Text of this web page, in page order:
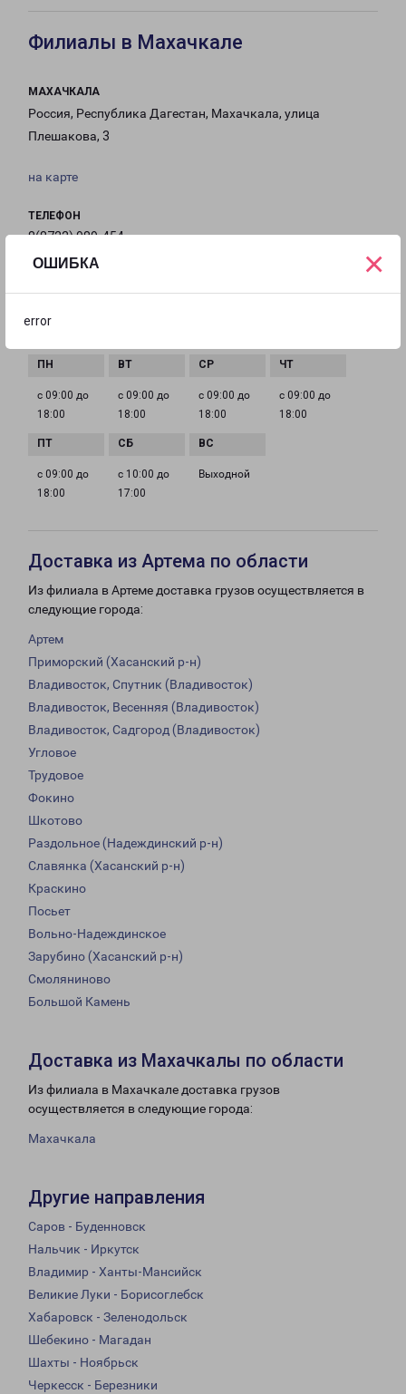
ОШИБКА
error
×
Филиалы в Махачкале
МАХАЧКАЛА
Россия, Республика Дагестан, Махачкала, улица
Плешакова, 3
на карте
ТЕЛЕФОН
8(8722) 989-454
Mahachkala-fr@pecom.ru
с 09:00 до
18:00
с 09:00 до
18:00
с 09:00 до
18:00
с 09:00 до
18:00
с 09:00 до
18:00
с 10:00 до
17:00
Выходной
Доставка из Артема по области
Из филиала в Артеме доставка грузов осуществляется в
следующие города:
Артем
Приморский (Хасанский р-н)
Владивосток, Спутник (Владивосток)
Владивосток, Весенняя (Владивосток)
Владивосток, Садгород (Владивосток)
Угловое
Трудовое
Фокино
Шкотово
Раздольное (Надеждинский р-н)
Славянка (Хасанский р-н)
Краскино
Посьет
Вольно-Надеждинское
Зарубино (Хасанский р-н)
Смоляниново
Большой Камень
Доставка из Махачкалы по области
Из филиала в Махачкале доставка грузов
осуществляется в следующие города:
Махачкала
Другие направления
Саров - Буденновск
Нальчик - Иркутск
Владимир - Ханты-Мансийск
Великие Луки - Борисоглебск
Хабаровск - Зеленодольск
Шебекино - Магадан
Шахты - Ноябрьск
Черкесск - Березники